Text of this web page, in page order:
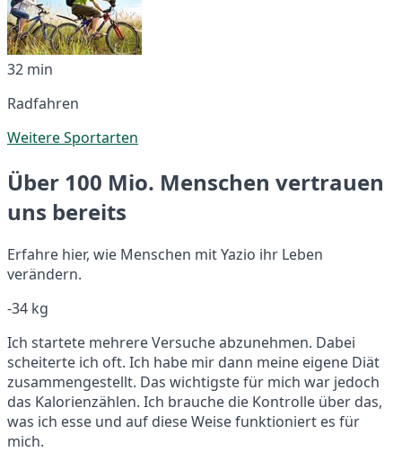
32 min
Radfahren
Weitere Sportarten
Über 100 Mio. Menschen vertrauen
uns bereits
Erfahre hier, wie Menschen mit Yazio ihr Leben
verändern.
-34 kg
Ich startete mehrere Versuche abzunehmen. Dabei
scheiterte ich oft. Ich habe mir dann meine eigene Diät
zusammengestellt. Das wichtigste für mich war jedoch
das Kalorienzählen. Ich brauche die Kontrolle über das,
was ich esse und auf diese Weise funktioniert es für
mich.